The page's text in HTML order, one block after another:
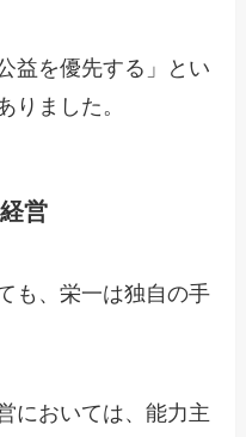
益を優先する」とい
りました。
営
も、栄一は独自の手
においては、能力主